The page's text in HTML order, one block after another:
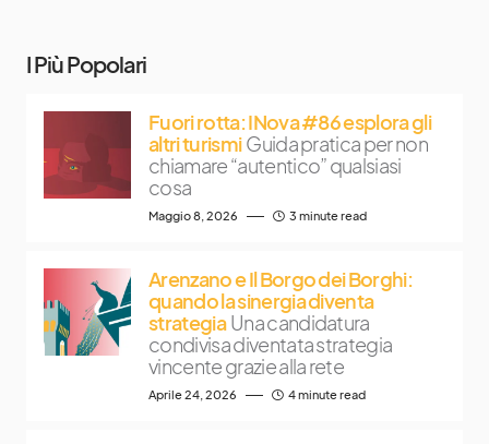
I Più Popolari
Fuori rotta: INova #86 esplora gli
altri turismi Guida pratica per non
chiamare “autentico” qualsiasi
cosa
Maggio 8, 2026 3 minute read
Arenzano e Il Borgo dei Borghi:
quando la sinergia diventa
strategia Una candidatura
condivisa diventata strategia
vincente grazie alla rete
Aprile 24, 2026 4 minute read